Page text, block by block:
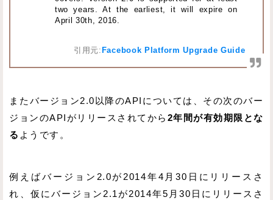
two years. At the earliest, it will expire on
April 30th, 2016.
引用元: Facebook Platform Upgrade Guide
またバージョン2.0以降のAPIについては、その次のバー
ジョンのAPIがリリースされてから 2年間が有効期限とな
る ようです。
例えばバージョン2.0が2014年4月30日にリリースさ
れ、仮にバージョン2.1が2014年5月30日にリリースさ